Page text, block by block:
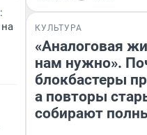
КУЛЬТУРА
«Аналоговая
нам нужно».
блокбастеры
а повторы
собирают